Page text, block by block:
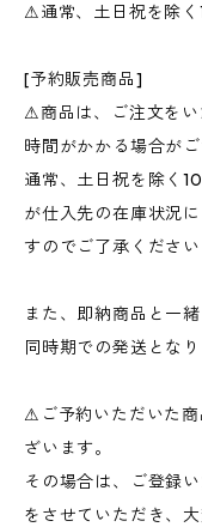
⚠︎通常、土日祝を除く
[予約販売商品]
⚠︎商品は、ご注文を
時間がかかる場合がご
通常、土日祝を除く
が仕入先の在庫状況
すのでご了承ください
また、即納商品と一
同時期での発送となり
⚠︎ご予約いただいた
ざいます。
その場合は、ご登録
をさせていただき、